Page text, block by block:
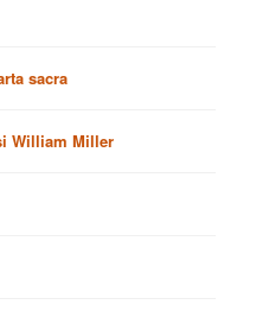
sacra
William Miller